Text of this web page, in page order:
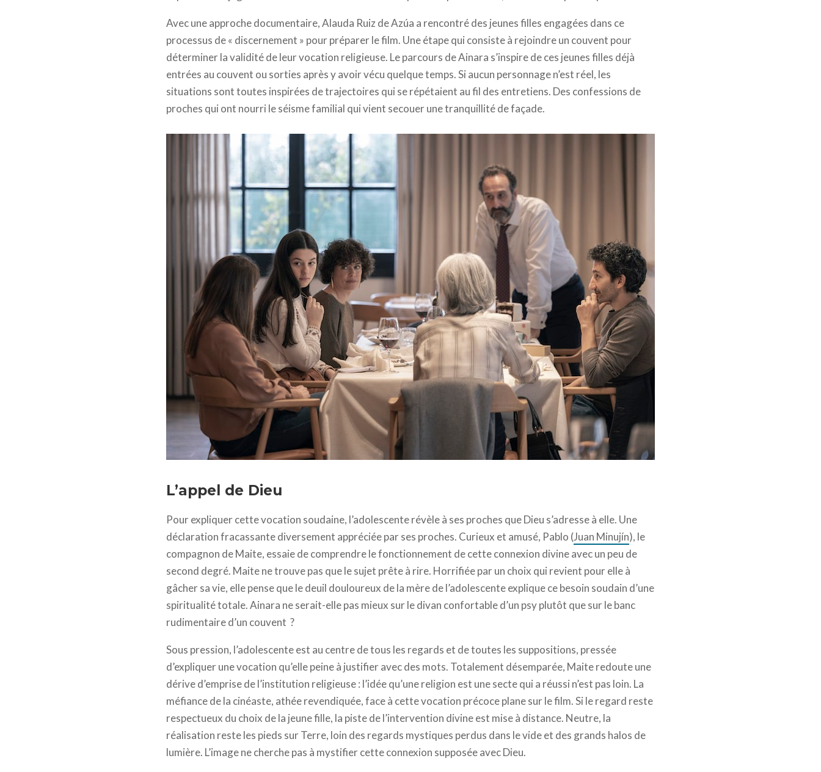
Avec une approche documentaire, Alauda Ruiz de Azúa a rencontré des jeunes filles engagées dans ce
processus de « discernement » pour préparer le film. Une étape qui consiste à rejoindre un couvent pour
déterminer la validité de leur vocation religieuse. Le parcours de Ainara s’inspire de ces jeunes filles déjà
entrées au couvent ou sorties après y avoir vécu quelque temps. Si aucun personnage n’est réel, les
situations sont toutes inspirées de trajectoires qui se répétaient au fil des entretiens. Des confessions de
proches qui ont nourri le séisme familial qui vient secouer une tranquillité de façade.
desencuentros película, A.I.E0., Movistar plus+, Le Pacte
L’appel de Dieu
Pour expliquer cette vocation soudaine, l’adolescente révèle à ses proches que Dieu s’adresse à elle. Une
déclaration fracassante diversement appréciée par ses proches. Curieux et amusé, Pablo (Juan Minujín), le
compagnon de Maite, essaie de comprendre le fonctionnement de cette connexion divine avec un peu de
second degré. Maite ne trouve pas que le sujet prête à rire. Horrifiée par un choix qui revient pour elle à
gâcher sa vie, elle pense que le deuil douloureux de la mère de l’adolescente explique ce besoin soudain d’une
spiritualité totale. Ainara ne serait-elle pas mieux sur le divan confortable d’un psy plutôt que sur le banc
rudimentaire d’un couvent ?
Sous pression, l’adolescente est au centre de tous les regards et de toutes les suppositions, pressée
d’expliquer une vocation qu’elle peine à justifier avec des mots. Totalement désemparée, Maite redoute une
dérive d’emprise de l’institution religieuse : l’idée qu’une religion est une secte qui a réussi n’est pas loin. La
méfiance de la cinéaste, athée revendiquée, face à cette vocation précoce plane sur le film. Si le regard reste
respectueux du choix de la jeune fille, la piste de l’intervention divine est mise à distance. Neutre, la
réalisation reste les pieds sur Terre, loin des regards mystiques perdus dans le vide et des grands halos de
lumière. L’image ne cherche pas à mystifier cette connexion supposée avec Dieu.